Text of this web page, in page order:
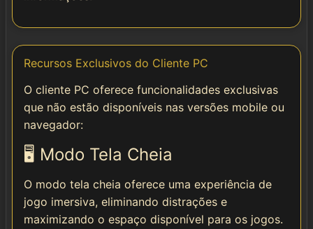
Recursos Exclusivos do Cliente PC
O cliente PC oferece funcionalidades exclusivas
que não estão disponíveis nas versões mobile ou
navegador:
🖥️ Modo Tela Cheia
O modo tela cheia oferece uma experiência de
jogo imersiva, eliminando distrações e
maximizando o espaço disponível para os jogos.